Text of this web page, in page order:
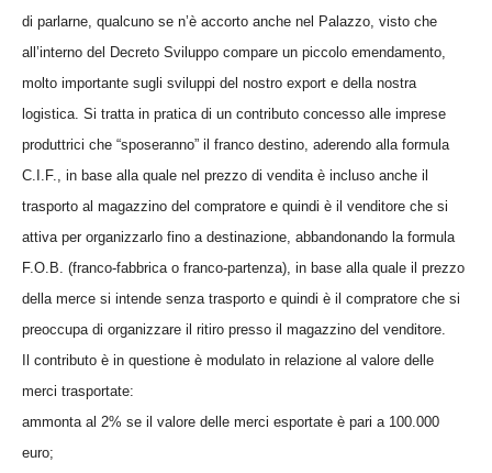
di parlarne, qualcuno se n’è accorto anche nel Palazzo, visto che
all’interno del Decreto Sviluppo compare un piccolo emendamento,
molto importante sugli sviluppi del nostro export e della nostra
logistica. Si tratta in pratica di un contributo concesso alle imprese
produttrici che “sposeranno” il franco destino, aderendo alla formula
C.I.F., in base alla quale nel prezzo di vendita è incluso anche il
trasporto al magazzino del compratore e quindi è il venditore che si
attiva per organizzarlo fino a destinazione, abbandonando la formula
F.O .B. (franco-fabbrica o franco-partenza), in base alla quale il prezzo
della merce si intende senza trasporto e quindi è il compratore che si
preoccupa di organizzare il ritiro presso il magazzino del venditore.
Il contributo è in questione è modulato in relazione al valore delle
merci trasportate:
ammonta al 2% se il valore delle merci esportate è pari a 100.000
euro;